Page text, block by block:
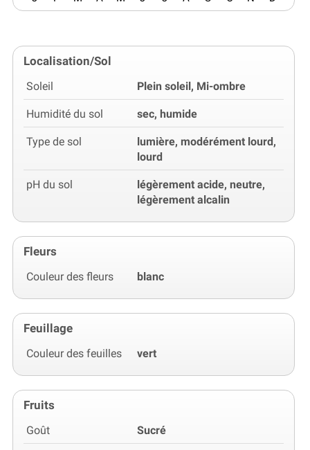
Localisation/Sol
Soleil Plein soleil, Mi-ombre
Humidité du sol sec, humide
Type de sol
lumière, modérément lourd,
lourd
pH du sol
légèrement acide, neutre,
légèrement alcalin
Fleurs
Couleur des fleurs blanc
Feuillage
Couleur des feuilles vert
Fruits
Goût Sucré